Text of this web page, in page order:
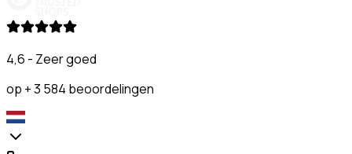
4,6 - Zeer goed
op + 3 584 beoordelingen